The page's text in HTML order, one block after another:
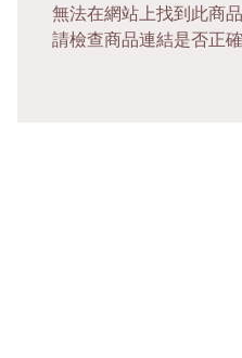
無法在網站上找到此商
請檢查商品連結是否正確